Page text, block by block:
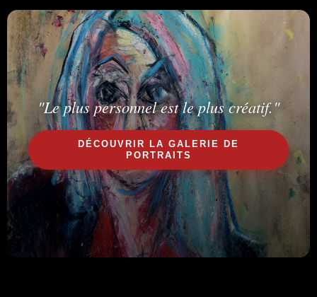
"Le plus personnel est le plus créatif."
DÉCOUVRIR LA GALERIE DE
PORTRAITS